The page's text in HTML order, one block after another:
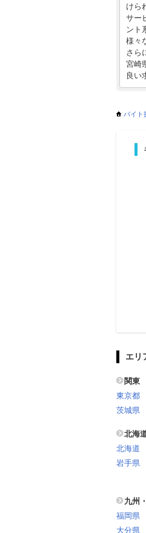
けら
サー
ント
様々
さら
宮崎
良い
バイト
エリ
関東
東京都
茨城県
北海
北海道
岩手県
九州
福岡県
大分県